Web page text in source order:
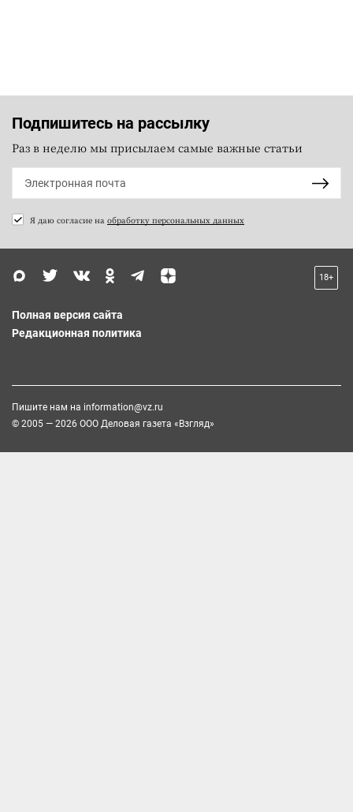
Подпишитесь на рассылку
Раз в неделю мы присылаем самые важные статьи
Я даю согласие на обработку персональных данных
18+
Полная версия сайта
Редакционная политика
Пишите нам на information@vz.ru
© 2005 — 2026 ООО Деловая газета «Взгляд»